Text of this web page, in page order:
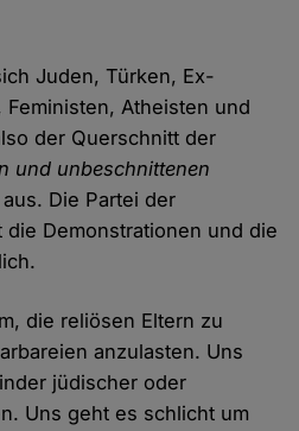
Juden, Türken, Ex­
Atheisten und
der Querschnitt der
und unbeschnittenen
aus. Die Partei der
Demonstrationen und die
die reliösen Eltern zu
anzulasten. Uns
jüdischer oder
Uns geht es schlicht um